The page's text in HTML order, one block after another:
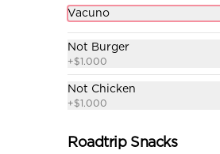
Vacuno
Not Burger
+$1.000
Not Chicken
+$1.000
Roadtrip Snacks